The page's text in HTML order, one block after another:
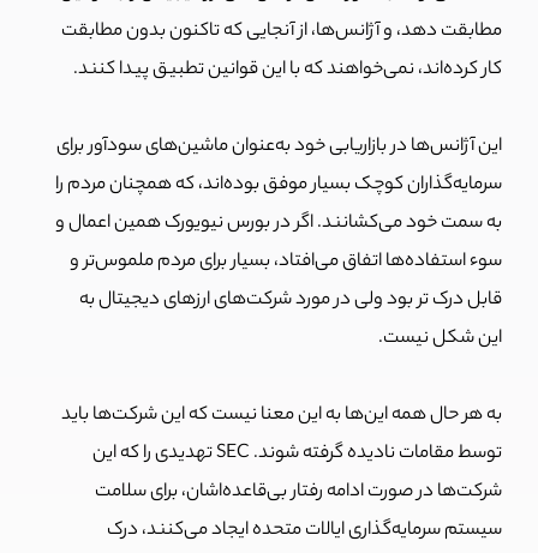
مطابقت دهد، و آژانس‌ها، از آنجایی که تاکنون بدون مطابقت
کار کرده‌اند، نمی‌خواهند که با این قوانین تطبیق پیدا کنند.
این آژانس‌ها در بازاریابی خود به‌عنوان ماشین‌های سودآور برای
سرمایه‌گذاران کوچک بسیار موفق بوده‌اند، که همچنان مردم را
به سمت خود می‌کشانند. اگر در بورس نیویورک همین اعمال و
سوء استفاده‌ها اتفاق می‌افتاد، بسیار برای مردم ملموس‌تر و
قابل درک تر بود ولی در مورد شرکت‌های ارزهای دیجیتال به
این شکل نیست.
به هر حال همه این‌ها به این معنا نیست که این شرکت‌ها باید
توسط مقامات نادیده گرفته شوند. SEC تهدیدی را که این
شرکت‌ها در صورت ادامه رفتار بی‌قاعده‌اشان، برای سلامت
سیستم سرمایه‌گذاری ایالات متحده ایجاد می‌کنند، درک